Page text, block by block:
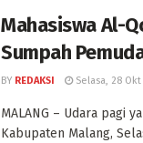
Mahasiswa Al-
Sumpah
BY REDAKSI Selasa, 28 Okt
MALANG – Udara pagi
Kabupaten Malang,